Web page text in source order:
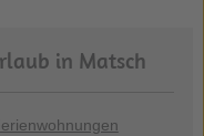
in Matsch